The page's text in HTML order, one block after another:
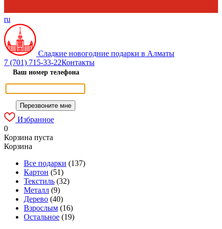
ru
Сладкие новогодние подарки в Алматы
7 (701) 715-33-22Контакты
Ваш номер телефона
Избранное
0
Корзина пуста
Корзина
Все подарки (137)
Картон (51)
Текстиль (32)
Металл (9)
Дерево (40)
Взрослым (16)
Остальное (19)